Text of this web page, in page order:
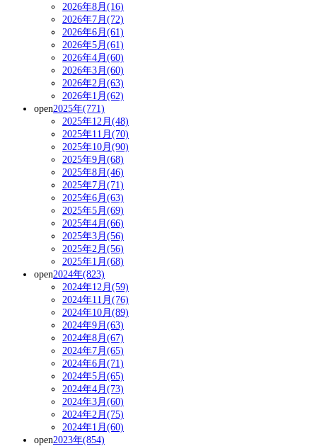
2026年8月(16)
2026年7月(72)
2026年6月(61)
2026年5月(61)
2026年4月(60)
2026年3月(60)
2026年2月(63)
2026年1月(62)
open2025年(771)
2025年12月(48)
2025年11月(70)
2025年10月(90)
2025年9月(68)
2025年8月(46)
2025年7月(71)
2025年6月(63)
2025年5月(69)
2025年4月(66)
2025年3月(56)
2025年2月(56)
2025年1月(68)
open2024年(823)
2024年12月(59)
2024年11月(76)
2024年10月(89)
2024年9月(63)
2024年8月(67)
2024年7月(65)
2024年6月(71)
2024年5月(65)
2024年4月(73)
2024年3月(60)
2024年2月(75)
2024年1月(60)
open2023年(854)